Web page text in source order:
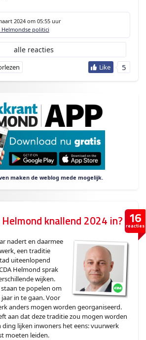
2024 om 05:55 uur
Helmondse politici
5
alle reacties
maken de weblog mede mogelijk.
16
reacties
knallend 2024 in?
nadert en daarmee
een traditie
uiteenlopend
Helmond sprak
wijken.
te popelen om
in te gaan. Voor
anders mogen worden georganiseerd.
aan dat deze traditie zou mogen worden
ding lijken inwoners het eens: vuurwerk
moeten leiden.